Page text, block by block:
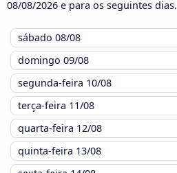
08/08/2026 e para os seguintes dias.
sábado 08/08
domingo 09/08
segunda-feira 10/08
terça-feira 11/08
quarta-feira 12/08
quinta-feira 13/08